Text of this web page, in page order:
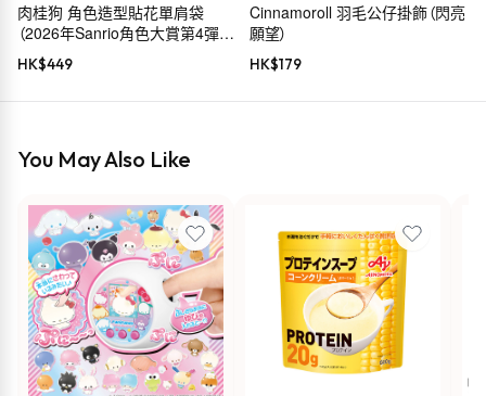
肉桂狗 角色造型貼花單肩袋
（2026年Sanrio角色大賞第4彈
Sanrio穿搭系列）
HK$449
Cinnamoroll 羽毛公仔掛飾（閃亮
願望）
HK$179
You May Also Like